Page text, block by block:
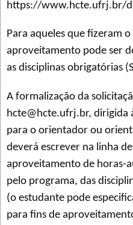
https://www.hcte.ufrj.br/
Para aqueles que fizeram
aproveitamento pode ser
as disciplinas obrigatórias
A formalização da
hcte@hcte.ufrj.br, dirigida
para o orientador ou
deverá escrever na linha
aproveitamento de horas-
pelo programa, das
(o estudante pode
para fins de